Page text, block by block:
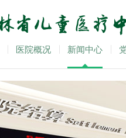
医院概况 新闻中心